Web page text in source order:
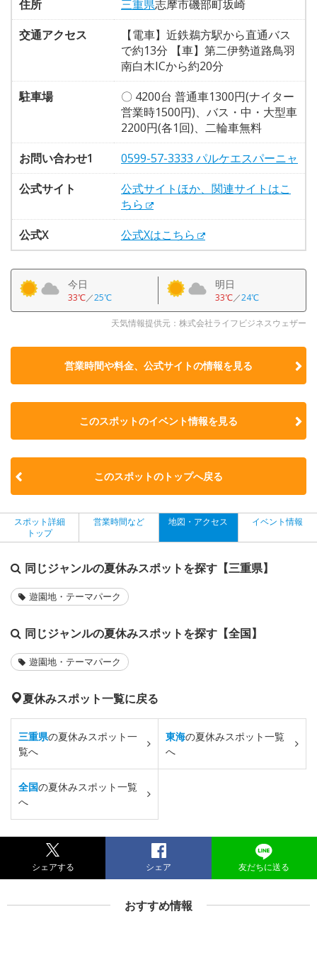
住所 三重県志摩市磯部町坂崎
交通アクセス
【電車】近鉄鵜方駅から直通バス
で約13分 【車】第二伊勢道路鳥羽
南白木ICから約20分
駐車場
〇 4200台 普通車1300円(ナイター
営業時1500円)、バス・中・大型車
2200円(各1回)、二輪車無料
お問い合わせ1
0599-57-3333 パルケエスパーニャ
公式サイト
公式サイトほか、関連サイトはこ
ちら
公式X
公式Xはこちら
今日
33℃／25℃
明日
33℃／24℃
天気情報提供元：株式会社ライフビジネスウェザー
営業時間や料金、公式サイトの情報を見る
このスポットのイベント情報を見る
このスポットのトップへ戻る
スポット詳細
トップ
営業時間など 地図・アクセス イベント情報
同じジャンルの夏休みスポットを探す【三重県】
遊園地・テーマパーク
同じジャンルの夏休みスポットを探す【全国】
遊園地・テーマパーク
夏休みスポット一覧に戻る
三重県の夏休みスポット一
覧へ
東海の夏休みスポット一覧
へ
全国の夏休みスポット一覧
へ
シェアする シェア 友だちに送る
おすすめ情報